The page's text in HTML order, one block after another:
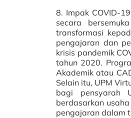
8. Impak COVID-
secara
transformasi
pengajaran dan
krisis pandemik
tahun 2020.
Akademik atau
Selain itu, UPM
bagi pensyarah
berdasarkan
pengajaran dalam